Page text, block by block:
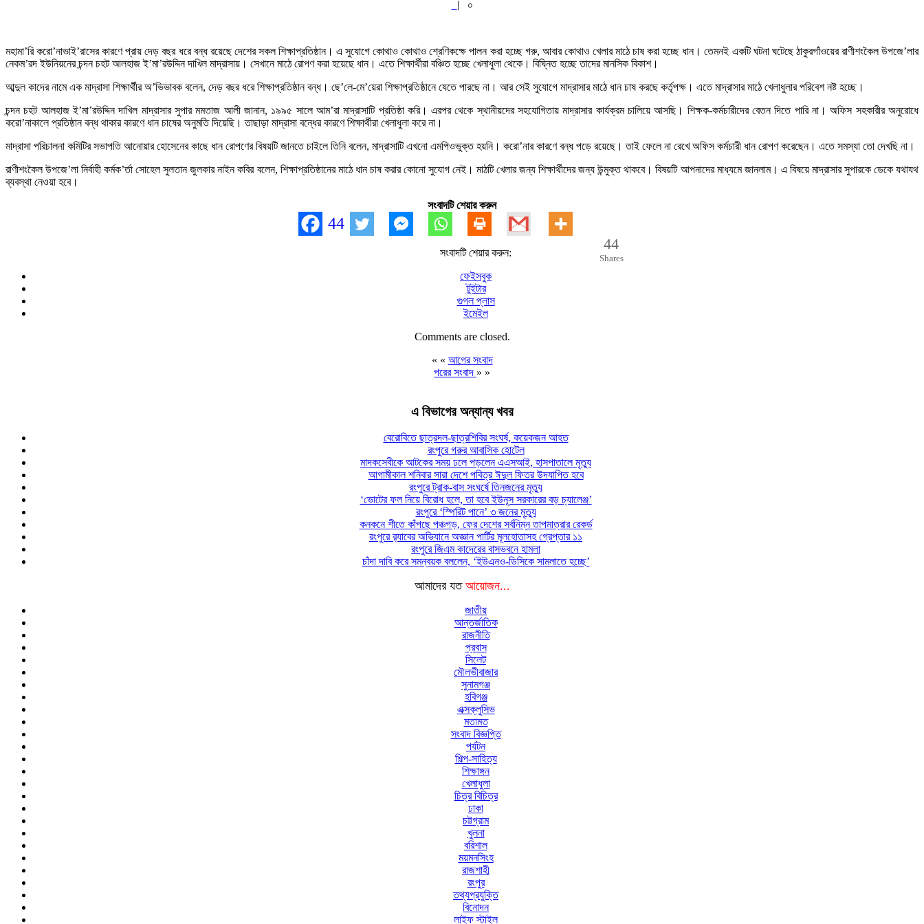
| ০
মহামা’রি করো’নাভাই’রাসের কারণে প্রায় দেড় বছর ধরে বন্ধ রয়েছে দেশের সকল শিক্ষাপ্রতিষ্ঠান। এ সুযোগে কোথাও কোথাও শ্রেণিকক্ষে পালন করা হচ্ছে গরু, আবার কোথাও খেলার মাঠে চাষ করা হচ্ছে ধান। তেমনই একটি ঘটনা ঘটেছে ঠাকুরগাঁওয়ের রাণীশংকৈল উপজে’লার
নেকম’রদ ইউনিয়নের চন্দন চহট আলহাজ ই’মা’রউদ্দিন দাখিল মাদ্রাসায়। সেখানে মাঠে রোপণ করা হয়েছে ধান। এতে শিক্ষার্থীরা বঞ্চিত হচ্ছে খেলাধুলা থেকে। বিঘ্নিত হচ্ছে তাদের মানসিক বিকাশ।
আব্দুল কাদের নামে এক মাদ্রাসা শিক্ষার্থীর অ’ভিভাবক বলেন, দেড় বছর ধরে শিক্ষাপ্রতিষ্ঠান বন্ধ। ছে’লে-মে’য়েরা শিক্ষাপ্রতিষ্ঠানে যেতে পারছে না। আর সেই সুযোগে মাদ্রাসার মাঠে ধান চাষ করছে কর্তৃপক্ষ। এতে মাদ্রাসার মাঠে খেলাধুলার পরিবেশ নষ্ট হচ্ছে।
চন্দন চহট আলহাজ ই’মা’রউদ্দিন দাখিল মাদ্রাসার সুপার মমতাজ আলী জানান, ১৯৯৫ সালে আম’রা মাদ্রাসাটি প্রতিষ্ঠা করি। এরপর থেকে স্থানীয়দের সহযোগিতায় মাদ্রাসার কার্যক্রম চালিয়ে আসছি। শিক্ষক-কর্মচারীদের বেতন দিতে পারি না। অফিস সহকারীর অনুরোধে
করো’নাকালে প্রতিষ্ঠান বন্ধ থাকার কারণে ধান চাষের অনুমতি দিয়েছি। তাছাড়া মাদ্রাসা বন্ধের কারণে শিক্ষার্থীরা খেলাধুলা করে না।
মাদ্রাসা পরিচালনা কমিটির সভাপতি আনোয়ার হোসেনের কাছে ধান রোপণের বিষয়টি জানতে চাইলে তিনি বলেন, মাদ্রাসাটি এখনো এমপিওভুক্ত হয়নি। করো’নার কারণে বন্ধ পড়ে রয়েছে। তাই ফেলে না রেখে অফিস কর্মচারী ধান রোপণ করেছেন। এতে সমস্যা তো দেখছি না।
রাণীশংকৈল উপজে’লা নির্বাহী কর্মক’র্তা সোহেল সুলতান জুলকার নাইন কবির বলেন, শিক্ষাপ্রতিষ্ঠানের মাঠে ধান চাষ করার কোনো সুযোগ নেই। মাঠটি খেলার জন্য শিক্ষার্থীদের জন্য উন্মুক্ত থাকবে। বিষয়টি আপনাদের মাধ্যমে জানলাম। এ বিষয়ে মাদ্রাসার সুপারকে ডেকে যথাযথ
ব্যবস্থা নেওয়া হবে।
সংবাদটি শেয়ার করুন
44
44
Shares
সংবাদটি শেয়ার করুন:
ফেইসবুক
টুইটার
গুগল প্লাস
ইমেইল
Comments are closed.
« « আগের সংবাদ
পরের সংবাদ » »
এ বিভাগের অন্যান্য খবর
বেরোবিতে ছাত্রদল-ছাত্রশিবির সংঘর্ষ, কয়েকজন আহত
রংপুরে গরুর আবাসিক হোটেল
মাদকসেবীকে আটকের সময় ঢলে পড়লেন এএসআই, হাসপাতালে মৃত্যু
আগামীকাল শনিবার সারা দেশে পবিত্র ঈদুল ফিতর উদযাপিত হবে
রংপুরে ট্রাক-বাস সংঘর্ষে তিনজনের মৃত্যু
‘ভোটের ফল নিয়ে বিরোধ হলে, তা হবে ইউনূস সরকারের বড় চ্যালেঞ্জ’
রংপুরে ‘স্পিরিট পানে’ ৩ জনের মৃত্যু
কনকনে শীতে কাঁপছে পঞ্চগড়, ফের দেশের সর্বনিম্ন তাপমাত্রার রেকর্ড
রংপুরে র‍্যাবের অভিযানে অজ্ঞান পার্টির মূলহোতাসহ গ্রেপ্তার ১১
রংপুরে জিএম কাদেরের বাসভবনে হামলা
চাঁদা দাবি করে সমন্বয়ক বললেন, ‘ইউএনও-ডিসিকে সামলাতে হচ্ছে’
আমাদের যত আয়োজন...
জাতীয়
আন্তর্জাতিক
রাজনীতি
প্রবাস
সিলেট
মৌলভীবাজার
সুনামগঞ্জ
হবিগঞ্জ
এক্সক্লুসিভ
মতামত
সংবাদ বিজ্ঞপ্তি
পর্যটন
শিল্প-সাহিত্য
শিক্ষাঙ্গন
খেলাধুলা
চিত্র বিচিত্র
ঢাকা
চট্টগ্রাম
খুলনা
বরিশাল
ময়মনসিংহ
রাজশাহী
রংপুর
তথ্যপ্রযুক্তি
বিনোদন
লাইফ স্টাইল